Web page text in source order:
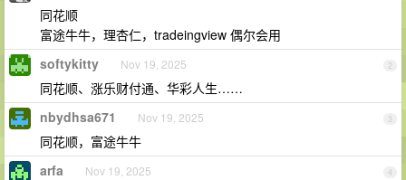
同花顺
富途牛牛，理杏仁，tradeingview 偶尔会用
2
softykitty Nov 19, 2025
同花顺、涨乐财付通、华彩人生……
3
nbydhsa671 Nov 19, 2025
同花顺，富途牛牛
4
arfa Nov 19, 2025